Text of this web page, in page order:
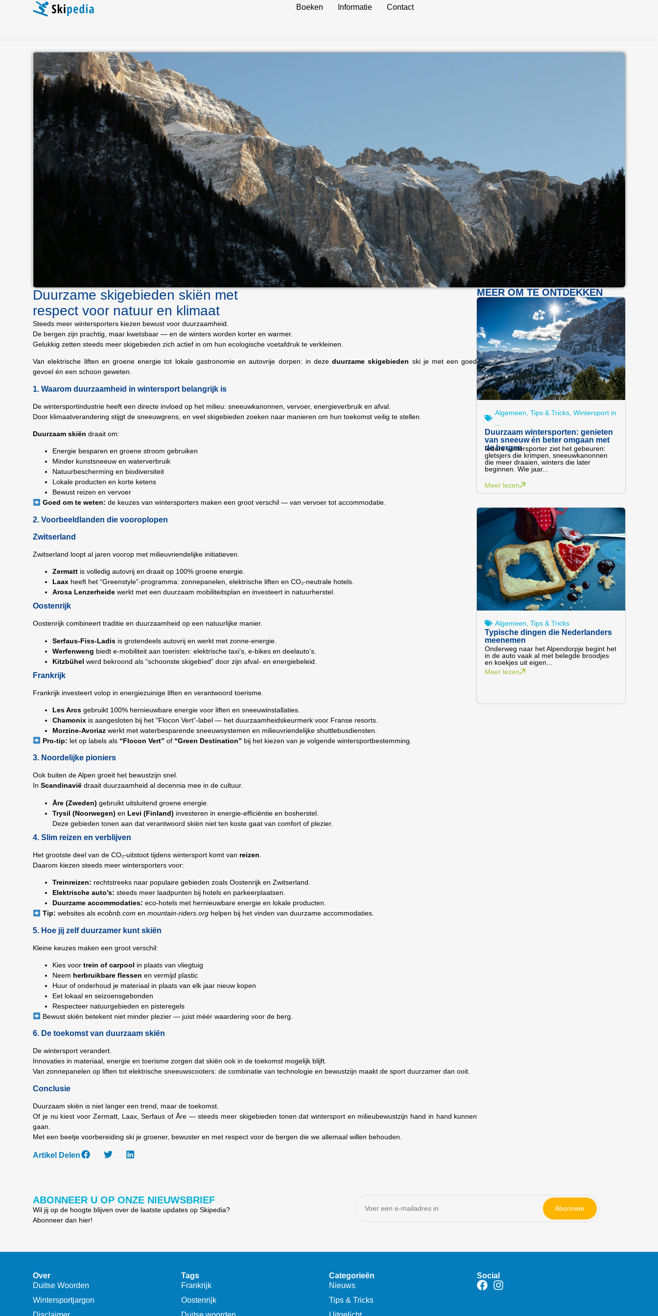
Boeken Informatie Contact
Duurzame skigebieden skiën met
respect voor natuur en klimaat
Steeds meer wintersporters kiezen bewust voor duurzaamheid.
De bergen zijn prachtig, maar kwetsbaar — en de winters worden korter en warmer.
Gelukkig zetten steeds meer skigebieden zich actief in om hun ecologische voetafdruk te verkleinen.
Van elektrische liften en groene energie tot lokale gastronomie en autovrije dorpen: in dezeduurzame skigebieden ski je met een goed
gevoel én een schoon geweten.
1. Waarom duurzaamheid in wintersport belangrijk is
De wintersportindustrie heeft een directe invloed op het milieu: sneeuwkanonnen, vervoer, energieverbruik en afval.
Door klimaatverandering stijgt de sneeuwgrens, en veel skigebieden zoeken naar manieren om hun toekomst veilig te stellen.
Duurzaam skiën draait om:
Energie besparen en groene stroom gebruiken
Minder kunstsneeuw en waterverbruik
Natuurbescherming en biodiversiteit
Lokale producten en korte ketens
Bewust reizen en vervoer
Goed om te weten: de keuzes van wintersporters maken een groot verschil — van vervoer tot accommodatie.
2. Voorbeeldlanden die vooroplopen
Zwitserland
Zwitserland loopt al jaren voorop met milieuvriendelijke initiatieven.
Zermatt is volledig autovrij en draait op 100% groene energie.
Laax heeft het “Greenstyle”-programma: zonnepanelen, elektrische liften en CO₂-neutrale hotels.
Arosa Lenzerheide werkt met een duurzaam mobiliteitsplan en investeert in natuurherstel.
Oostenrijk
Oostenrijk combineert traditie en duurzaamheid op een natuurlijke manier.
Serfaus-Fiss-Ladis is grotendeels autovrij en werkt met zonne-energie.
Werfenweng biedt e-mobiliteit aan toeristen: elektrische taxi’s, e-bikes en deelauto’s.
Kitzbühel werd bekroond als “schoonste skigebied” door zijn afval- en energiebeleid.
Frankrijk
Frankrijk investeert volop in energiezuinige liften en verantwoord toerisme.
Les Arcs gebruikt 100% hernieuwbare energie voor liften en sneeuwinstallaties.
Chamonix is aangesloten bij het “Flocon Vert”-label — het duurzaamheidskeurmerk voor Franse resorts.
Morzine-Avoriaz werkt met waterbesparende sneeuwsystemen en milieuvriendelijke shuttlebusdiensten.
Pro-tip: let op labels als “Flocon Vert” of “Green Destination” bij het kiezen van je volgende wintersportbestemming.
3. Noordelijke pioniers
Ook buiten de Alpen groeit het bewustzijn snel.
InScandinavië draait duurzaamheid al decennia mee in de cultuur.
Åre (Zweden) gebruikt uitsluitend groene energie.
Trysil (Noorwegen) en Levi (Finland) investeren in energie-efficiëntie en bosherstel.
Deze gebieden tonen aan dat verantwoord skiën niet ten koste gaat van comfort of plezier.
4. Slim reizen en verblijven
Het grootste deel van de CO₂-uitstoot tijdens wintersport komt van reizen
Daarom kiezen steeds meer wintersporters voor:
Treinreizen: rechtstreeks naar populaire gebieden zoals Oostenrijk en Zwitserland.
Elektrische auto’s: steeds meer laadpunten bij hotels en parkeerplaatsen.
Duurzame accommodaties: eco-hotels met hernieuwbare energie en lokale producten.
Tip: websites alsecobnb.com enmountain-riders.org helpen bij het vinden van duurzame accommodaties.
5. Hoe jij zelf duurzamer kunt skiën
Kleine keuzes maken een groot verschil:
Kies voortrein of carpool in plaats van vliegtuig
Neem herbruikbare flessen en vermijd plastic
Huur of onderhoud je materiaal in plaats van elk jaar nieuw kopen
Eet lokaal en seizoensgebonden
Respecteer natuurgebieden en pisteregels
Bewust skiën betekent niet minder plezier — juist méér waardering voor de berg.
6. De toekomst van duurzaam skiën
De wintersport verandert.
Innovaties in materiaal, energie en toerisme zorgen dat skiën ook in de toekomst mogelijk blijft.
Van zonnepanelen op liften tot elektrische sneeuwscooters: de combinatie van technologie en bewustzijn maakt de sport duurzamer dan ooit.
Conclusie
Duurzaam skiën is niet langer een trend, maar de toekomst.
Of je nu kiest voor Zermatt, Laax, Serfaus of Åre — steeds meer skigebieden tonen dat wintersport en milieubewustzijn hand in hand kunnen
gaan.
Met een beetje voorbereiding ski je groener, bewuster en met respect voor de bergen die we allemaal willen behouden.
Artikel Delen
MEER OM TE ONTDEKKEN
Algemeen ,Tips & Tricks ,Wintersport in
Duurzaam wintersporten: genieten
van sneeuw én beter omgaan met
de bergen
Iedere wintersporter ziet het gebeuren:
gletsjers die krimpen, sneeuwkanonnen
die meer draaien, winters die later
beginnen. Wie jaar...
Meer lezen
Algemeen ,Tips & Tricks
Typische dingen die Nederlanders
meenemen
Onderweg naar het Alpendorpje begint het
in de auto vaak al met belegde broodjes
en koekjes uit eigen...
Meer lezen
ABONNEER U OP ONZE NIEUWSBRIEF
Wil jij op de hoogte blijven over de laatste updates op Skipedia?
Abonneer dan hier!
Abonneer
Over
Duitse Woorden
Wintersportjargon
Tags
Frankrijk
Oostenrijk
Categorieën
Nieuws
Tips & Tricks
Social